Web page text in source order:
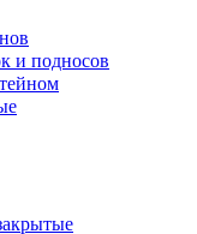
и подносов